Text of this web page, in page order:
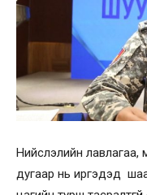
Нийслэлийн лавлагаа,
дугаар нь иргэдэд